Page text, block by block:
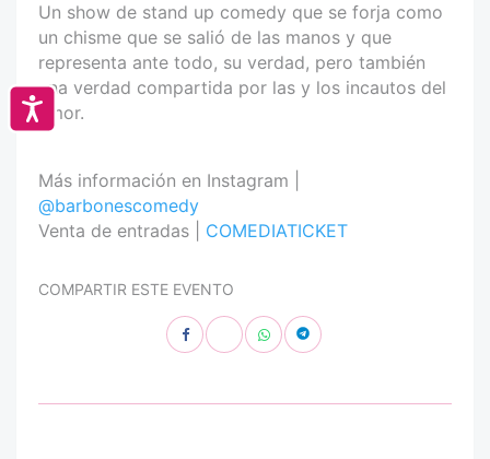
Accesibilidad
Un show de stand up comedy que se forja como
un chisme que se salió de las manos y que
representa ante todo, su verdad, pero también
una verdad compartida por las y los incautos del
amor.
Más información en Instagram |
@barbonescomedy
Venta de entradas | COMEDIATICKET
COMPARTIR ESTE EVENTO